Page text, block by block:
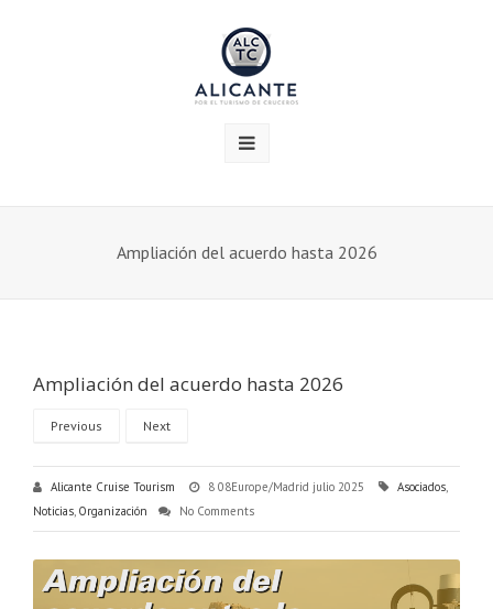
Ampliación del acuerdo hasta 2026
Ampliación del acuerdo hasta 2026
Previous Next
Alicante Cruise Tourism 8 08Europe/Madrid julio 2025 Asociados,
Noticias, Organización No Comments